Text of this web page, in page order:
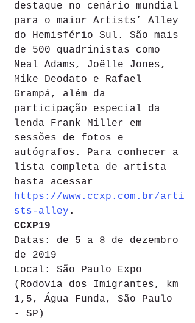
destaque no cenário mundial
para o maior Artists’ Alley
do Hemisfério Sul. São mais
de 500 quadrinistas como
Neal Adams, Joëlle Jones,
Mike Deodato e Rafael
Grampá, além da
participação especial da
lenda Frank Miller em
sessões de fotos e
autógrafos. Para conhecer a
lista completa de artista
basta acessar
https://www.ccxp.com.br/arti
sts-alley .
CCXP19
Datas: de 5 a 8 de dezembro
de 2019
Local: São Paulo Expo
(Rodovia dos Imigrantes, km
1,5, Água Funda, São Paulo
- SP)